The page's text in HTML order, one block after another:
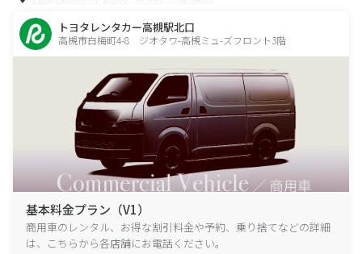
トヨタレンタカー高槻駅北口
高槻市白梅町4-8 ジオタワ-高槻ミュ-ズフロント3階
基本料金プラン（V1）
商用車のレンタル、お得な割引料金や予約、乗り捨てなどの詳細
は、こちらから各店舗にお電話ください。